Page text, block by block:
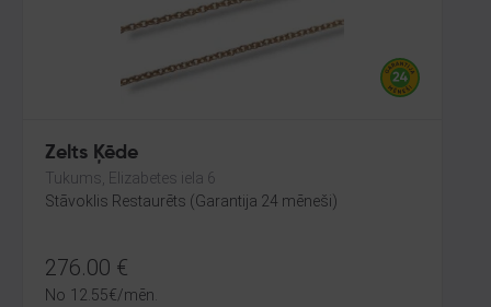
Zelts Ķēde
Tukums, Elizabetes iela 6
Stāvoklis Restaurēts (Garantija 24 mēneši)
276.00 €
No 12.55€/mēn.